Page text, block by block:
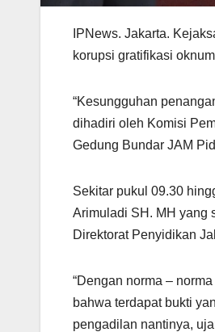
IPNews. Jakarta.
korupsi gratifikasi
“Kesungguhan
dihadiri oleh Komisi
Gedung Bundar JAM
Sekitar pukul 09.30
Arimuladi SH. MH yang
Direktorat Penyidikan
“Dengan norma –
bahwa terdapat bukti
pengadilan nantinya,